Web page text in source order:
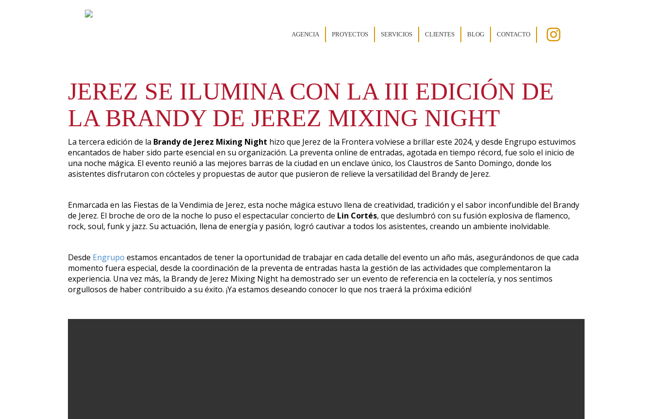
AGENCIA PROYECTOS SERVICIOS CLIENTES BLOG CONTACTO
JEREZ SE ILUMINA CON LA III EDICIÓN DE
LA BRANDY DE JEREZ MIXING NIGHT
La tercera edición de la Brandy de Jerez Mixing Night hizo que Jerez de la Frontera volviese a brillar este 2024, y desde Engrupo estuvimos
encantados de haber sido parte esencial en su organización. La preventa online de entradas, agotada en tiempo récord, fue solo el inicio de
una noche mágica. El evento reunió a las mejores barras de la ciudad en un enclave único, los Claustros de Santo Domingo, donde los
asistentes disfrutaron con cócteles y propuestas de autor que pusieron de relieve la versatilidad del Brandy de Jerez.
Enmarcada en las Fiestas de la Vendimia de Jerez, esta noche mágica estuvo llena de creatividad, tradición y el sabor inconfundible del Brandy
de Jerez. El broche de oro de la noche lo puso el espectacular concierto de Lin Cortés, que deslumbró con su fusión explosiva de flamenco,
rock, soul, funk y jazz. Su actuación, llena de energía y pasión, logró cautivar a todos los asistentes, creando un ambiente inolvidable.
Desde Engrupo estamos encantados de tener la oportunidad de trabajar en cada detalle del evento un año más, asegurándonos de que cada
momento fuera especial, desde la coordinación de la preventa de entradas hasta la gestión de las actividades que complementaron la
experiencia. Una vez más, la Brandy de Jerez Mixing Night ha demostrado ser un evento de referencia en la coctelería, y nos sentimos
orgullosos de haber contribuido a su éxito. ¡Ya estamos deseando conocer lo que nos traerá la próxima edición!